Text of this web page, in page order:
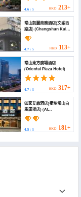
4.6/ 5 HKD 213+
常山凱麗商務酒店(文峯西
路店) (Changshan Kaili
Business Hotel
(Wenfeng West Road))
4.7/ 5 HKD 113+
常山東方廣場酒店
(Oriental Plaza Hotel)
4.7/ 5 HKD 317+
如家艾扉酒店(衢州常山白
馬廣場店) (Ai
feel(Quzhou
Changshan Baima
Plaza Branch))
4.5/ 5 HKD 181+